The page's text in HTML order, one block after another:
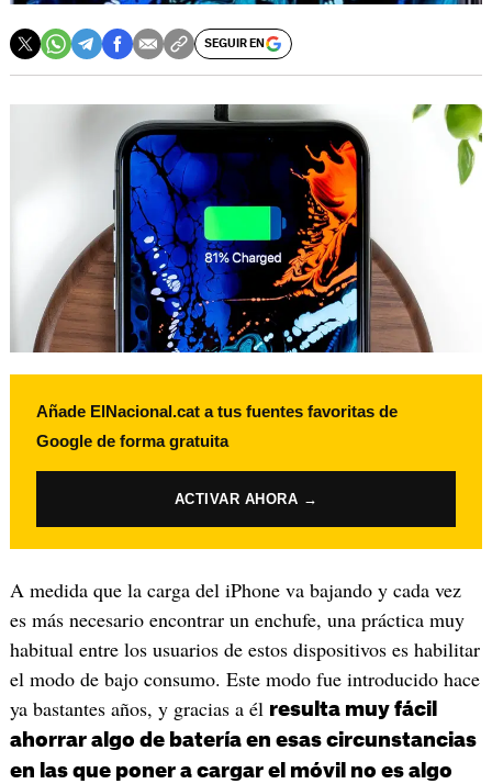
SEGUIR EN
Añade ElNacional.cat a tus fuentes favoritas de
Google de forma gratuita
ACTIVAR AHORA →
A medida que la carga del iPhone va bajando y cada vez
es más necesario encontrar un enchufe, una práctica muy
habitual entre los usuarios de estos dispositivos es habilitar
el modo de bajo consumo. Este modo fue introducido hace
ya bastantes años, y gracias a él resulta muy fácil
ahorrar algo de batería en esas circunstancias
en las que poner a cargar el móvil no es algo